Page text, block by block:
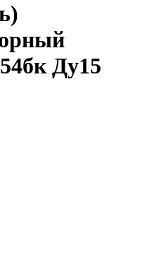
Ду15